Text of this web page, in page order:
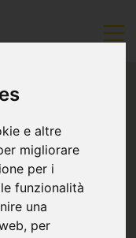
e altre
migliorare
per i
funzionalità
una
, per